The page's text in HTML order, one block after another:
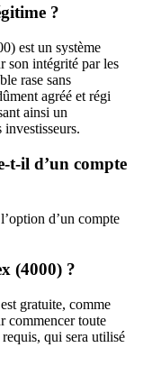
?
est un système
son intégrité par les
rase sans
agréé et régi
ainsi un
t-il d’un compte
d’un compte
(4000) ?
gratuite, comme
commencer toute
qui sera utilisé